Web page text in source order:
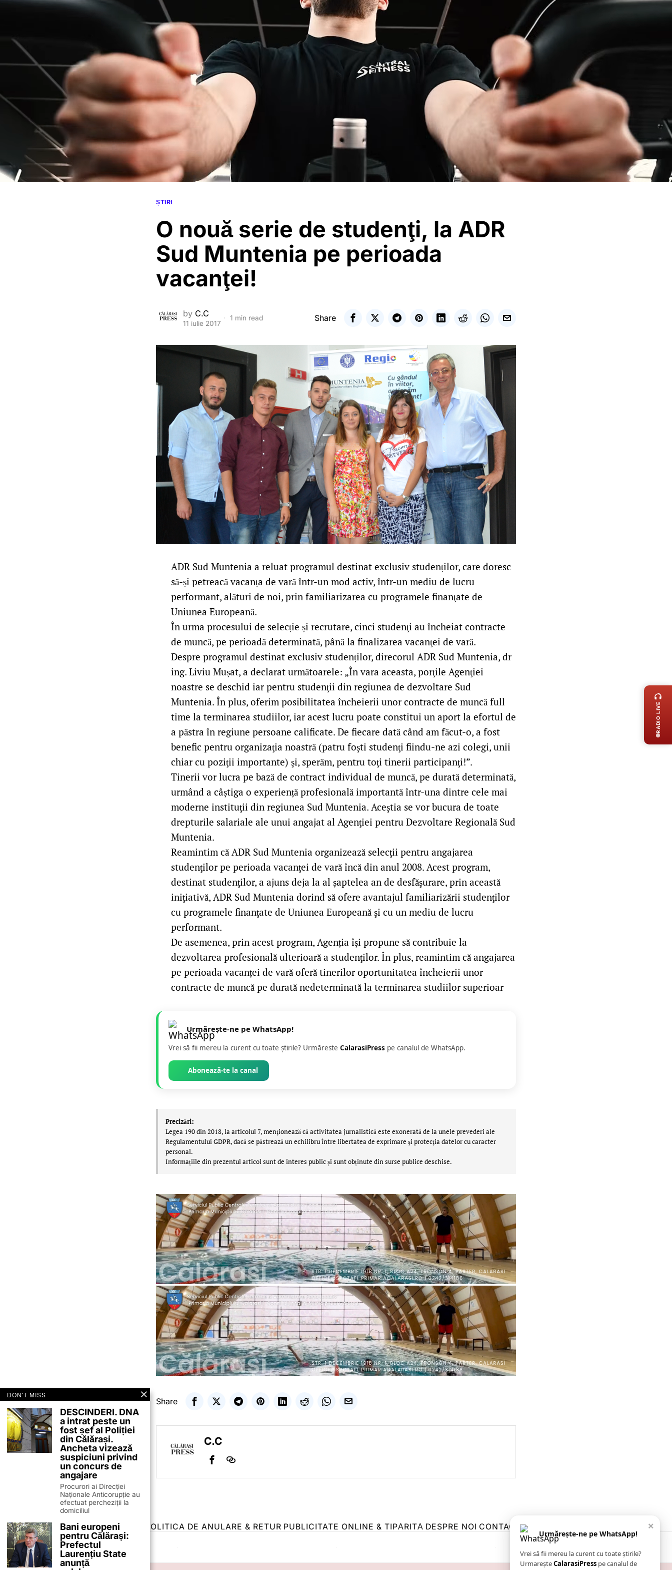
ȘTIRI
O nouă serie de studenţi, la ADR
Sud Muntenia pe perioada
vacanţei!
by C.C
11 iulie 2017
1 min read Share
ADR Sud Muntenia a reluat programul destinat exclusiv studenților, care doresc
să-și petreacă vacanța de vară într-un mod activ, într-un mediu de lucru
performant, alături de noi, prin familiarizarea cu programele finanţate de
Uniunea Europeană.
În urma procesului de selecție și recrutare, cinci studenţi au încheiat contracte
de muncă, pe perioadă determinată, până la finalizarea vacanţei de vară.
Despre programul destinat exclusiv studenților, direcorul ADR Sud Muntenia, dr
ing. Liviu Mușat, a declarat următoarele: „În vara aceasta, porţile Agenţiei
noastre se deschid iar pentru studenţii din regiunea de dezvoltare Sud
Muntenia. În plus, oferim posibilitatea încheierii unor contracte de muncă full
time la terminarea studiilor, iar acest lucru poate constitui un aport la efortul de
a păstra în regiune persoane calificate. De fiecare dată când am făcut-o, a fost
benefic pentru organizaţia noastră (patru foşti studenţi fiindu-ne azi colegi, unii
chiar cu poziţii importante) şi, sperăm, pentru toţi tinerii participanţi!”.
Tinerii vor lucra pe bază de contract individual de muncă, pe durată determinată,
urmând a câștiga o experiență profesională importantă într-una dintre cele mai
moderne instituţii din regiunea Sud Muntenia. Aceştia se vor bucura de toate
drepturile salariale ale unui angajat al Agenţiei pentru Dezvoltare Regională Sud
Muntenia.
Reamintim că ADR Sud Muntenia organizează selecţii pentru angajarea
studenţilor pe perioada vacanţei de vară încă din anul 2008. Acest program,
destinat studenţilor, a ajuns deja la al șaptelea an de desfăşurare, prin această
iniţiativă, ADR Sud Muntenia dorind să ofere avantajul familiarizării studenţilor
cu programele finanţate de Uniunea Europeană şi cu un mediu de lucru
performant.
De asemenea, prin acest program, Agenția își propune să contribuie la
dezvoltarea profesională ulterioară a studenţilor. În plus, reamintim că angajarea
pe perioada vacanței de vară oferă tinerilor oportunitatea încheierii unor
contracte de muncă pe durată nedeterminată la terminarea studiilor superioar
Urmărește-ne pe WhatsApp!
Vrei să fii mereu la curent cu toate știrile? Urmăreste CalarasiPress pe canalul de WhatsApp.
Abonează-te la canal
Precizări:
Legea 190 din 2018, la articolul 7, menţionează că activitatea jurnalistică este exonerată de la unele prevederi ale
Regulamentului GDPR, dacă se păstrează un echilibru între libertatea de exprimare şi protecţia datelor cu caracter
personal.
Informațiile din prezentul articol sunt de interes public și sunt obținute din surse publice deschise.
Share
C.C
TERMENI ȘI CONDIȚII COOKIES POLITICA DE ANULARE & RETUR PUBLICITATE ONLINE & TIPĂRITĂ DESPRE NOI CONTACT ZIARUL ANUNȚUL CĂLĂRĂȘEAN
×
Urmărește-ne pe WhatsApp!
Vrei să fii mereu la curent cu toate știrile?
UrmareșteCalarasiPress pe canalul de
RADIO LIVE
DON'T MISS
DESCINDERI. DNA
a intrat peste un
fost șef al Poliției
din Călărași.
Ancheta vizează
suspiciuni privind
un concurs de
angajare
Procurori ai Direcției
Naționale Anticorupție au
efectuat percheziții la
domiciliul
Bani europeni
pentru Călărași:
Prefectul
Laurențiu State
anunță